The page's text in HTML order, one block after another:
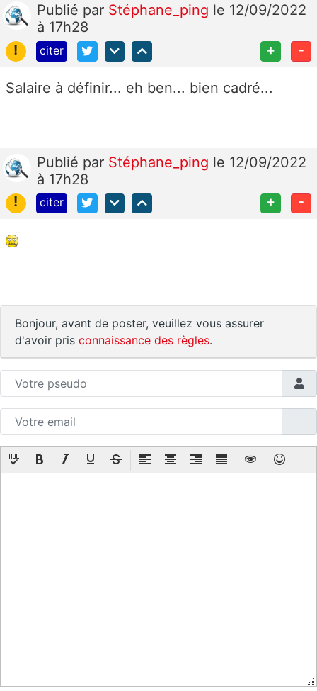
Publié par Stéphane_ping le 12/09/2022
à 17h28
!
citer + -
Salaire à définir... eh ben... bien cadré...
Publié par Stéphane_ping le 12/09/2022
à 17h28
!
citer + -
Bonjour, avant de poster, veuillez vous assurer
d'avoir pris connaissance des règles.